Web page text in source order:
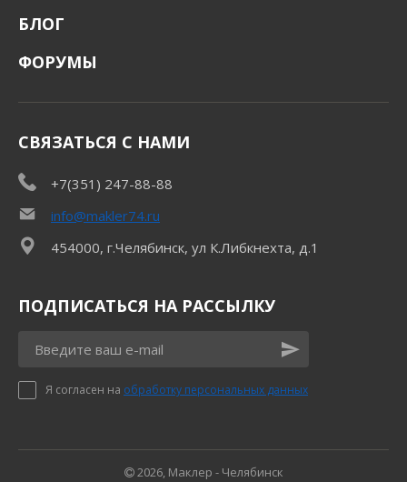
БЛОГ
ФОРУМЫ
СВЯЗАТЬСЯ С НАМИ
+7(351) 247-88-88
info@makler74.ru
454000, г.Челябинск, ул К.Либкнехта, д.1
ПОДПИСАТЬСЯ НА РАССЫЛКУ
Я согласен на обработку персональных данных
2026, Маклер - Челябинск